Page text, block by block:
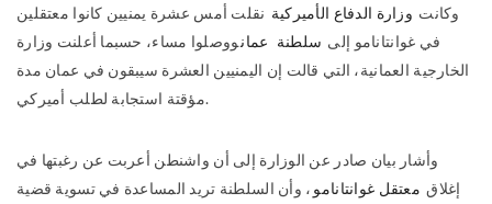
وكانت وزارة الدفاع الأميركية نقلت أمس عشرة يمنيين كانوا معتقلين
في غوانتانامو إلى سلطنة عمانووصلوا مساء، حسبما أعلنت وزارة
الخارجية العمانية، التي قالت إن اليمنيين العشرة سيبقون في عمان مدة
مؤقتة استجابة لطلب أميركي.
وأشار بيان صادر عن الوزارة إلى أن واشنطن أعربت عن رغبتها في
إغلاق معتقل غوانتانامو ، وأن السلطنة تريد المساعدة في تسوية قضية